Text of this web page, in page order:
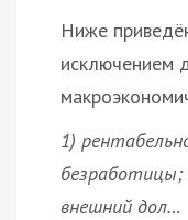
Ниже
исключением
1)
безработицы;
внешний дол…